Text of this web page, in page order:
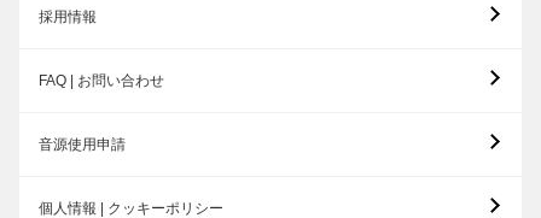
採用情報
FAQ | お問い合わせ
音源使用申請
個人情報 | クッキーポリシー